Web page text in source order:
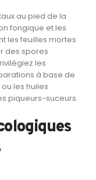
au pied de la
fongique et les
les feuilles mortes
des spores
les
à base de
les huiles
piqueurs-suceurs.